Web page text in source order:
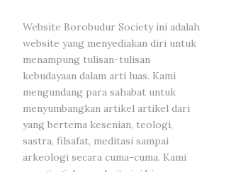
Website Borobudur Society ini adalah
website yang menyediakan diri untuk
menampung tulisan-tulisan
kebudayaan dalam arti luas. Kami
mengundang para sahabat untuk
menyumbangkan artikel artikel dari
yang bertema kesenian, teologi,
sastra, filsafat, meditasi sampai
arkeologi secara cuma-cuma. Kami